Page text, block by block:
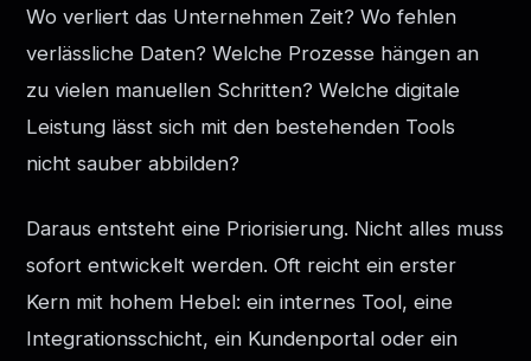
Wo verliert das Unternehmen Zeit? Wo fehlen
verlässliche Daten? Welche Prozesse hängen an
zu vielen manuellen Schritten? Welche digitale
Leistung lässt sich mit den bestehenden Tools
nicht sauber abbilden?
Daraus entsteht eine Priorisierung. Nicht alles muss
sofort entwickelt werden. Oft reicht ein erster
Kern mit hohem Hebel: ein internes Tool, eine
Integrationsschicht, ein Kundenportal oder ein